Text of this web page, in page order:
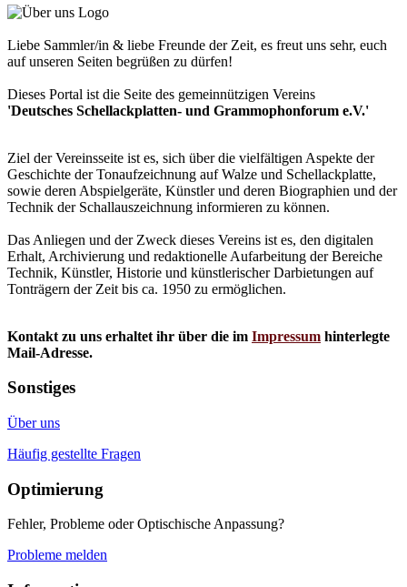
Liebe Sammler/in & liebe Freunde der Zeit, es freut uns sehr, euch
auf unseren Seiten begrüßen zu dürfen!
Dieses Portal ist die Seite des gemeinnützigen Vereins
'Deutsches Schellackplatten- und Grammophonforum e.V.'
Ziel der Vereinsseite ist es, sich über die vielfältigen Aspekte der
Geschichte der Tonaufzeichnung auf Walze und Schellackplatte,
sowie deren Abspielgeräte, Künstler und deren Biographien und der
Technik der Schallauszeichnung informieren zu können.
Das Anliegen und der Zweck dieses Vereins ist es, den digitalen
Erhalt, Archivierung und redaktionelle Aufarbeitung der Bereiche
Technik, Künstler, Historie und künstlerischer Darbietungen auf
Tonträgern der Zeit bis ca. 1950 zu ermöglichen.
Kontakt zu uns erhaltet ihr über die im Impressum hinterlegte
Mail-Adresse.
Sonstiges
Über uns
Häufig gestellte Fragen
Optimierung
Fehler, Probleme oder Optischische Anpassung?
Probleme melden